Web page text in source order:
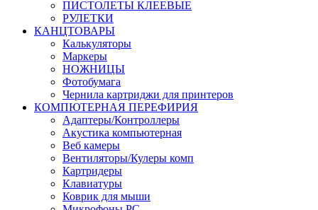
ПИСТОЛЕТЫ КЛЕЕВЫЕ
РУЛЕТКИ
КАНЦТОВАРЫ
Калькуляторы
Маркеры
НОЖНИЦЫ
Фотобумага
Чернила картриджи для принтеров
КОМПЮТЕРНАЯ ПЕРЕФИРИЯ
Адаптеры/Контроллеры
Акустика компьютерная
Веб камеры
Вентиляторы/Кулеры комп
Картридеры
Клавиатуры
Коврик для мыши